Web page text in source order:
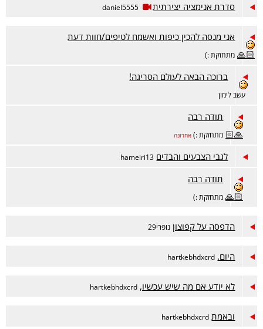
סדרת אנימציה יצירתית daniel5555
אני מנסה להכין כיפות ואשמח לטיפים/חוות דעת
🙏🏻 מתחזקת :)
ברוכה הבאה לעולם הסריגה!
עשב לימון
תודה רבה
🙏🏻 מתחזקת :) אחרונה
לגבי הצבעים והבדים hameiri13
תודה רבה
🙏🏻 מתחזקת :)
הדפסה על קפוצון נופרי29
היום. hartkebhdxcrd
לא יודע אם מה שיש עכשיו, hartkebhdxcrd
ובאמת hartkebhdxcrd